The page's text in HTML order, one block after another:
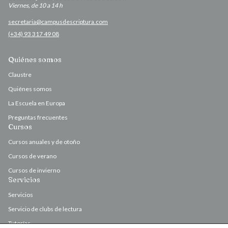
Viernes, de 10 a 14 h
secretaria@campusdescriptura.com
(+34) 93 317 49 08
Quiénes somos
Claustre
Quiénes somos
La Escuela en Europa
Preguntas frecuentes
Cursos
Cursos anuales y de otoño
Cursos de verano
Cursos de invierno
Servicios
Servicios
Servicio de clubs de lectura
Tutorías